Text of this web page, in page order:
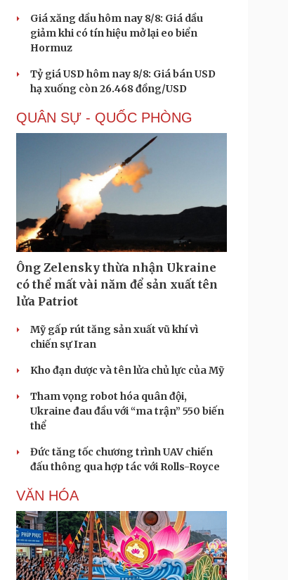
Giá xăng dầu hôm nay 8/8: Giá dầu
giảm khi có tín hiệu mở lại eo biển
Hormuz
Tỷ giá USD hôm nay 8/8: Giá bán USD
hạ xuống còn 26.468 đồng/USD
QUÂN SỰ - QUỐC PHÒNG
Ông Zelensky thừa nhận Ukraine
có thể mất vài năm để sản xuất tên
lửa Patriot
Mỹ gấp rút tăng sản xuất vũ khí vì
chiến sự Iran
Kho đạn dược và tên lửa chủ lực của Mỹ
Tham vọng robot hóa quân đội,
Ukraine đau đầu với “ma trận” 550 biến
thể
Đức tăng tốc chương trình UAV chiến
đấu thông qua hợp tác với Rolls-Royce
VĂN HÓA